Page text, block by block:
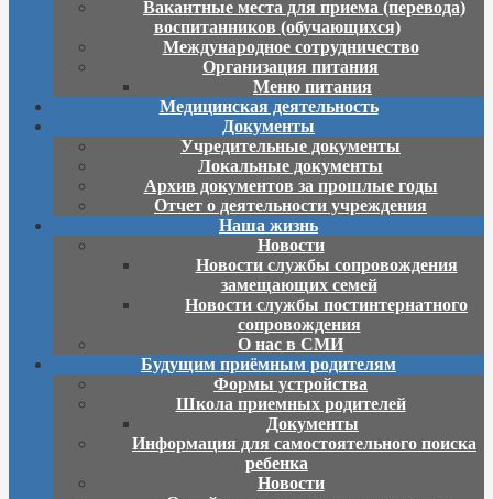
Вакантные места для приема (перевода)
воспитанников (обучающихся)
Международное сотрудничество
Организация питания
Меню питания
Медицинская деятельность
Документы
Учредительные документы
Локальные документы
Архив документов за прошлые годы
Отчет о деятельности учреждения
Наша жизнь
Новости
Новости службы сопровождения
замещающих семей
Новости службы постинтернатного
сопровождения
О нас в СМИ
Будущим приёмным родителям
Формы устройства
Школа приемных родителей
Документы
Информация для самостоятельного поиска
ребенка
Новости